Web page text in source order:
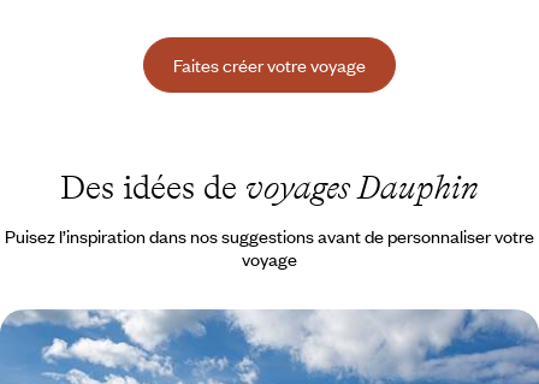
Faites créer votre voyage
Des idées de voyages Dauphin
Puisez l’inspiration dans nos suggestions avant de personnaliser votre
voyage
Châteaux forts et châteaux de sable - Family trip sur
les routes galloises